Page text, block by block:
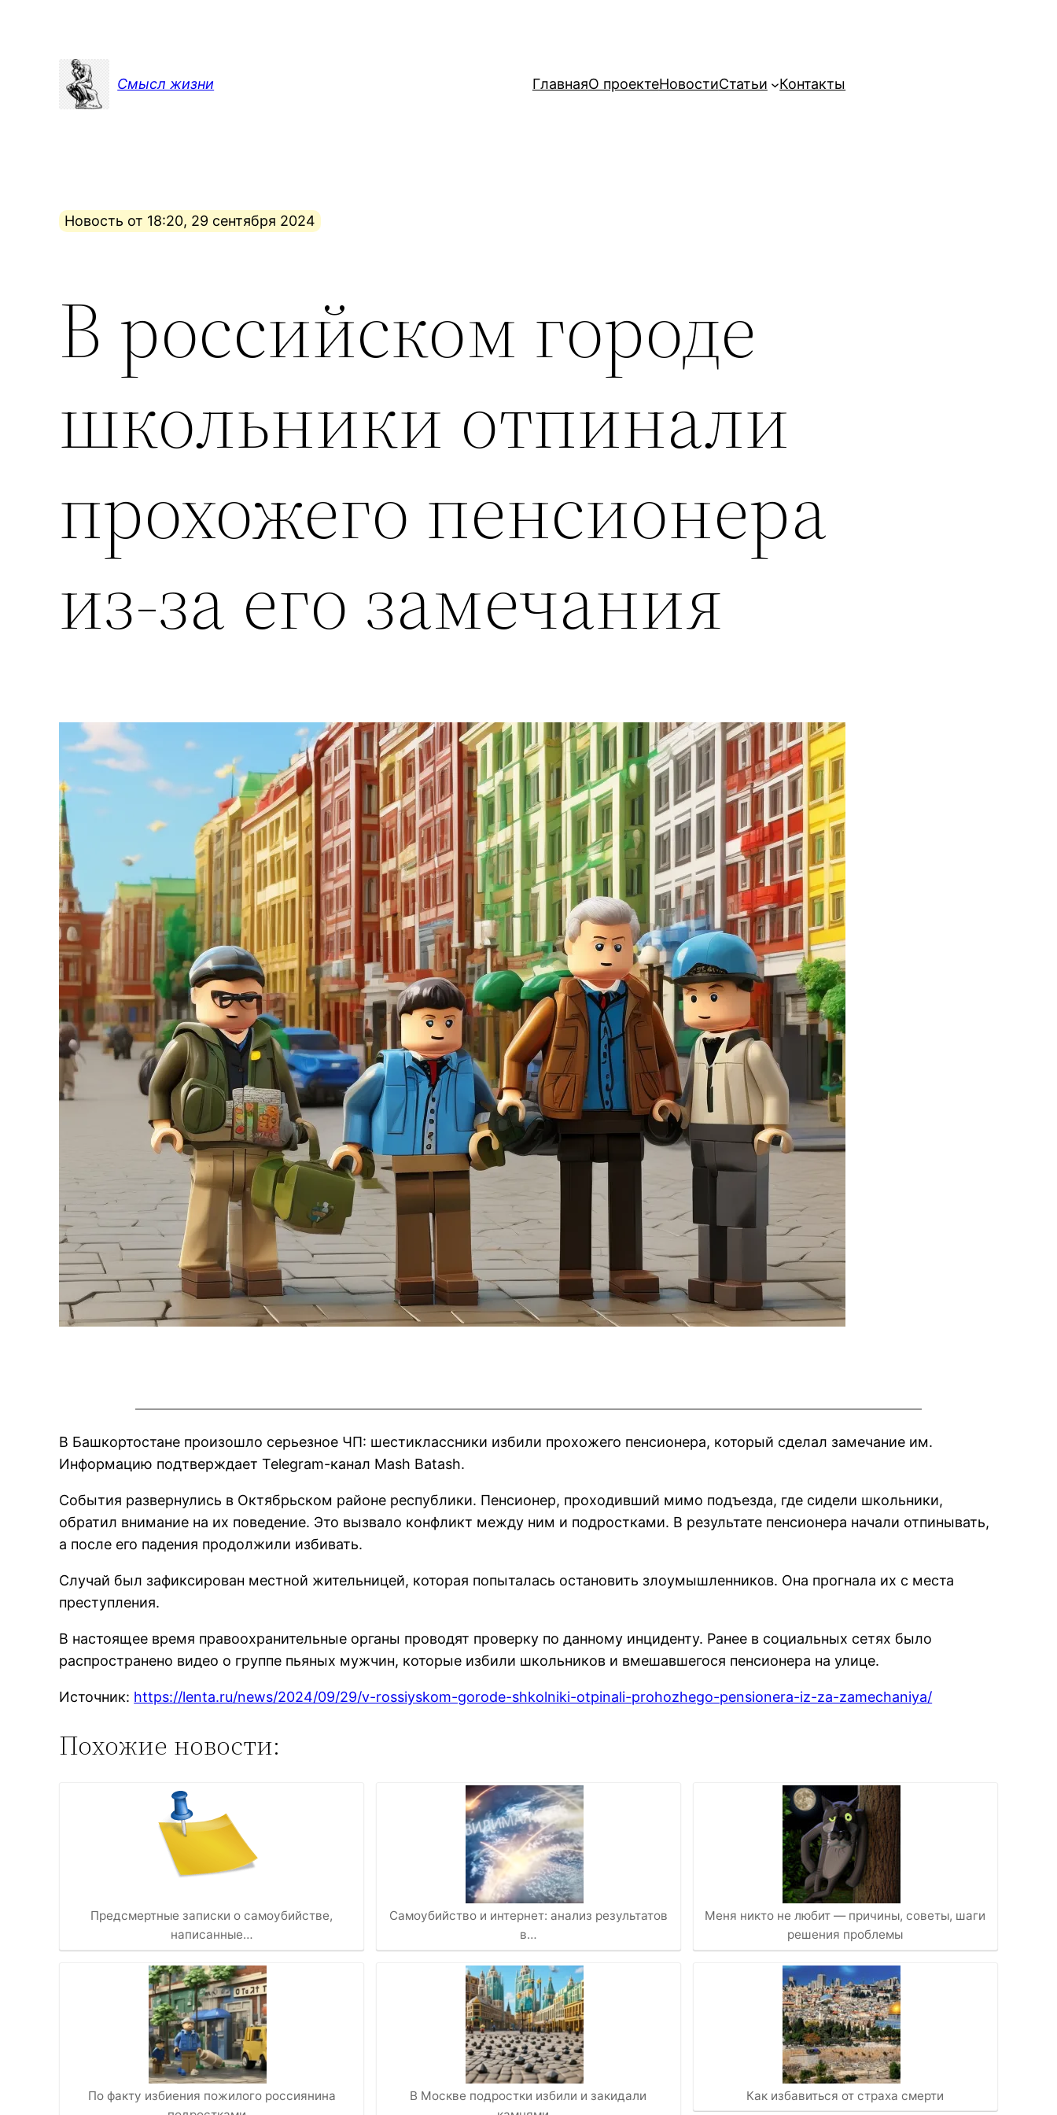
содержимому
Смысл жизни
ГлавнаяО проектеНовостиСтатьи Контакты
Новость от 18:20, 29 сентября 2024
В российском городе
школьники отпинали
прохожего пенсионера
из-за его замечания
В Башкортостане произошло серьезное ЧП: шестиклассники избили прохожего пенсионера, который сделал замечание им.
Информацию подтверждает Telegram-канал Mash Batash.
События развернулись в Октябрьском районе республики. Пенсионер, проходивший мимо подъезда, где сидели школьники,
обратил внимание на их поведение. Это вызвало конфликт между ним и подростками. В результате пенсионера начали отпинывать,
а после его падения продолжили избивать.
Случай был зафиксирован местной жительницей, которая попыталась остановить злоумышленников. Она прогнала их с места
преступления.
В настоящее время правоохранительные органы проводят проверку по данному инциденту. Ранее в социальных сетях было
распространено видео о группе пьяных мужчин, которые избили школьников и вмешавшегося пенсионера на улице.
Источник: https://lenta.ru/news/2024/09/29/v-rossiyskom-gorode-shkolniki-otpinali-prohozhego-pensionera-iz-za-zamechaniya/
Похожие новости:
Предсмертные записки о самоубийстве,
написанные…
По факту избиения пожилого россиянина
Самоубийство и интернет: анализ результатов
в…
В Москве подростки избили и закидали
Меня никто не любит — причины, советы, шаги
решения проблемы
Как избавиться от страха смерти